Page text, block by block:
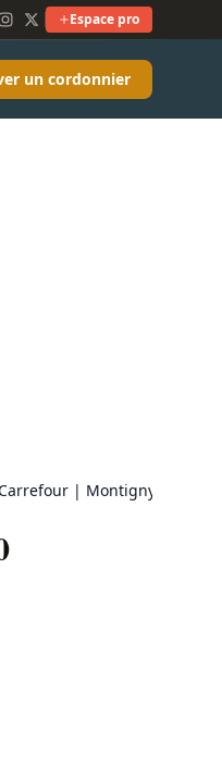
Espace pro
un cordonnier
| Montigny-le-